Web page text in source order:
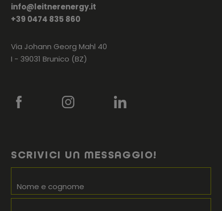
info@leitnerenergy.it
+39 0474 835 860
Via Johann Georg Mahl 40
I - 39031 Brunico (BZ)
SCRIVICI UN MESSAGGIO!
Nome e cognome